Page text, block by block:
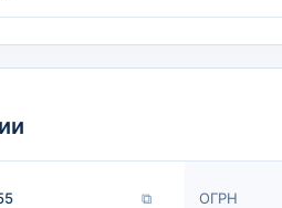
⧉ ОГРН